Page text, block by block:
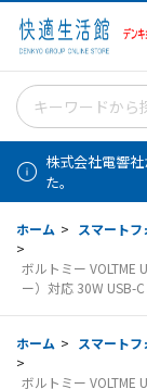
株式会社電響
た。
ホーム >
スマート
>
ボルトミー VOLTME
ー）対応 30W USB-
ホーム >
スマート
>
ボルトミー VOLTME